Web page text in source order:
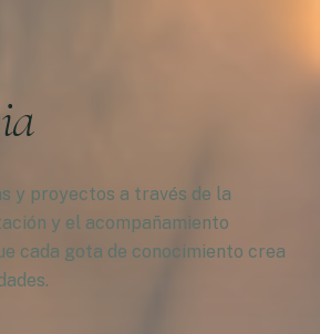
y proyectos a través de la
y el acompañamiento
cada gota de conocimiento crea